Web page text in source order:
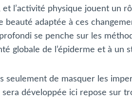
l’activité physique jouent un
adaptée à ces
se penche sur les
globale de l’épiderme et à un
seulement de masquer les
développée ici repose sur